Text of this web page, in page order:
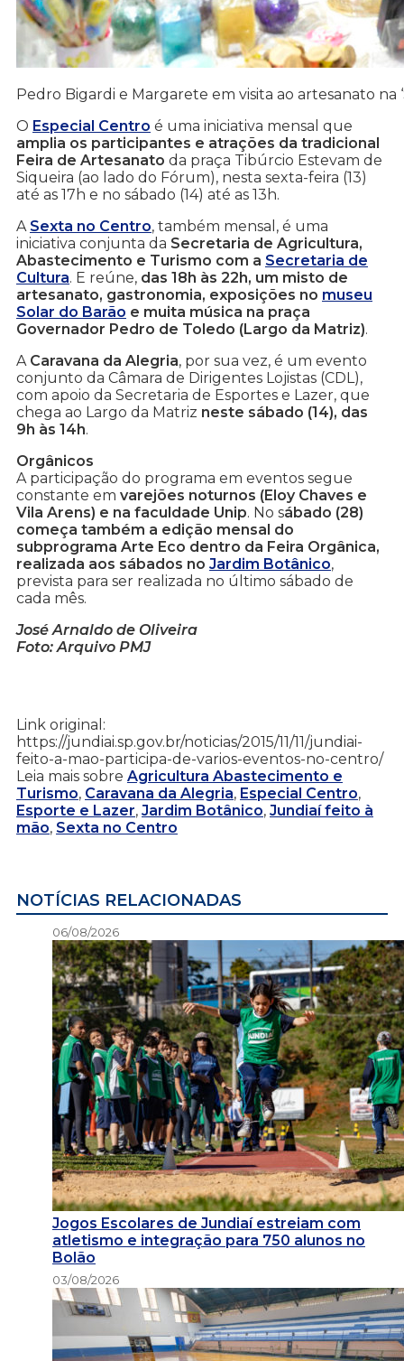
Pedro Bigardi e Margarete em visita ao artesanato na
O Especial Centro é uma iniciativa mensal que
amplia os participantes e atrações da tradicional
Feira de Artesanato da praça Tibúrcio Estevam de
Siqueira (ao lado do Fórum), nesta sexta-feira (13)
até as 17h e no sábado (14) até as 13h.
A Sexta no Centro, também mensal, é uma
iniciativa conjunta da Secretaria de Agricultura,
Abastecimento e Turismo com a Secretaria de
Cultura. E reúne, das 18h às 22h, um misto de
artesanato, gastronomia, exposições no museu
Solar do Barão e muita música na praça
Governador Pedro de Toledo (Largo da Matriz).
A Caravana da Alegria, por sua vez, é um evento
conjunto da Câmara de Dirigentes Lojistas (CDL),
com apoio da Secretaria de Esportes e Lazer, que
chega ao Largo da Matriz neste sábado (14), das
9h às 14h.
Orgânicos
A participação do programa em eventos segue
constante em varejões noturnos (Eloy Chaves e
Vila Arens) e na faculdade Unip. No sábado (28)
começa também a edição mensal do
subprograma Arte Eco dentro da Feira Orgânica,
realizada aos sábados no Jardim Botânico,
prevista para ser realizada no último sábado de
cada mês.
José Arnaldo de Oliveira
Foto: Arquivo PMJ
Link original:
https://jundiai.sp.gov.br/noticias/2015/11/11/jundiai-
feito-a-mao-participa-de-varios-eventos-no-centro/
Leia mais sobre Agricultura Abastecimento e
Turismo, Caravana da Alegria, Especial Centro,
Esporte e Lazer, Jardim Botânico, Jundiaí feito à
mão, Sexta no Centro
NOTÍCIAS RELACIONADAS
06/08/2026
Jogos Escolares de Jundiaí estreiam com
atletismo e integração para 750 alunos no
Bolão
03/08/2026